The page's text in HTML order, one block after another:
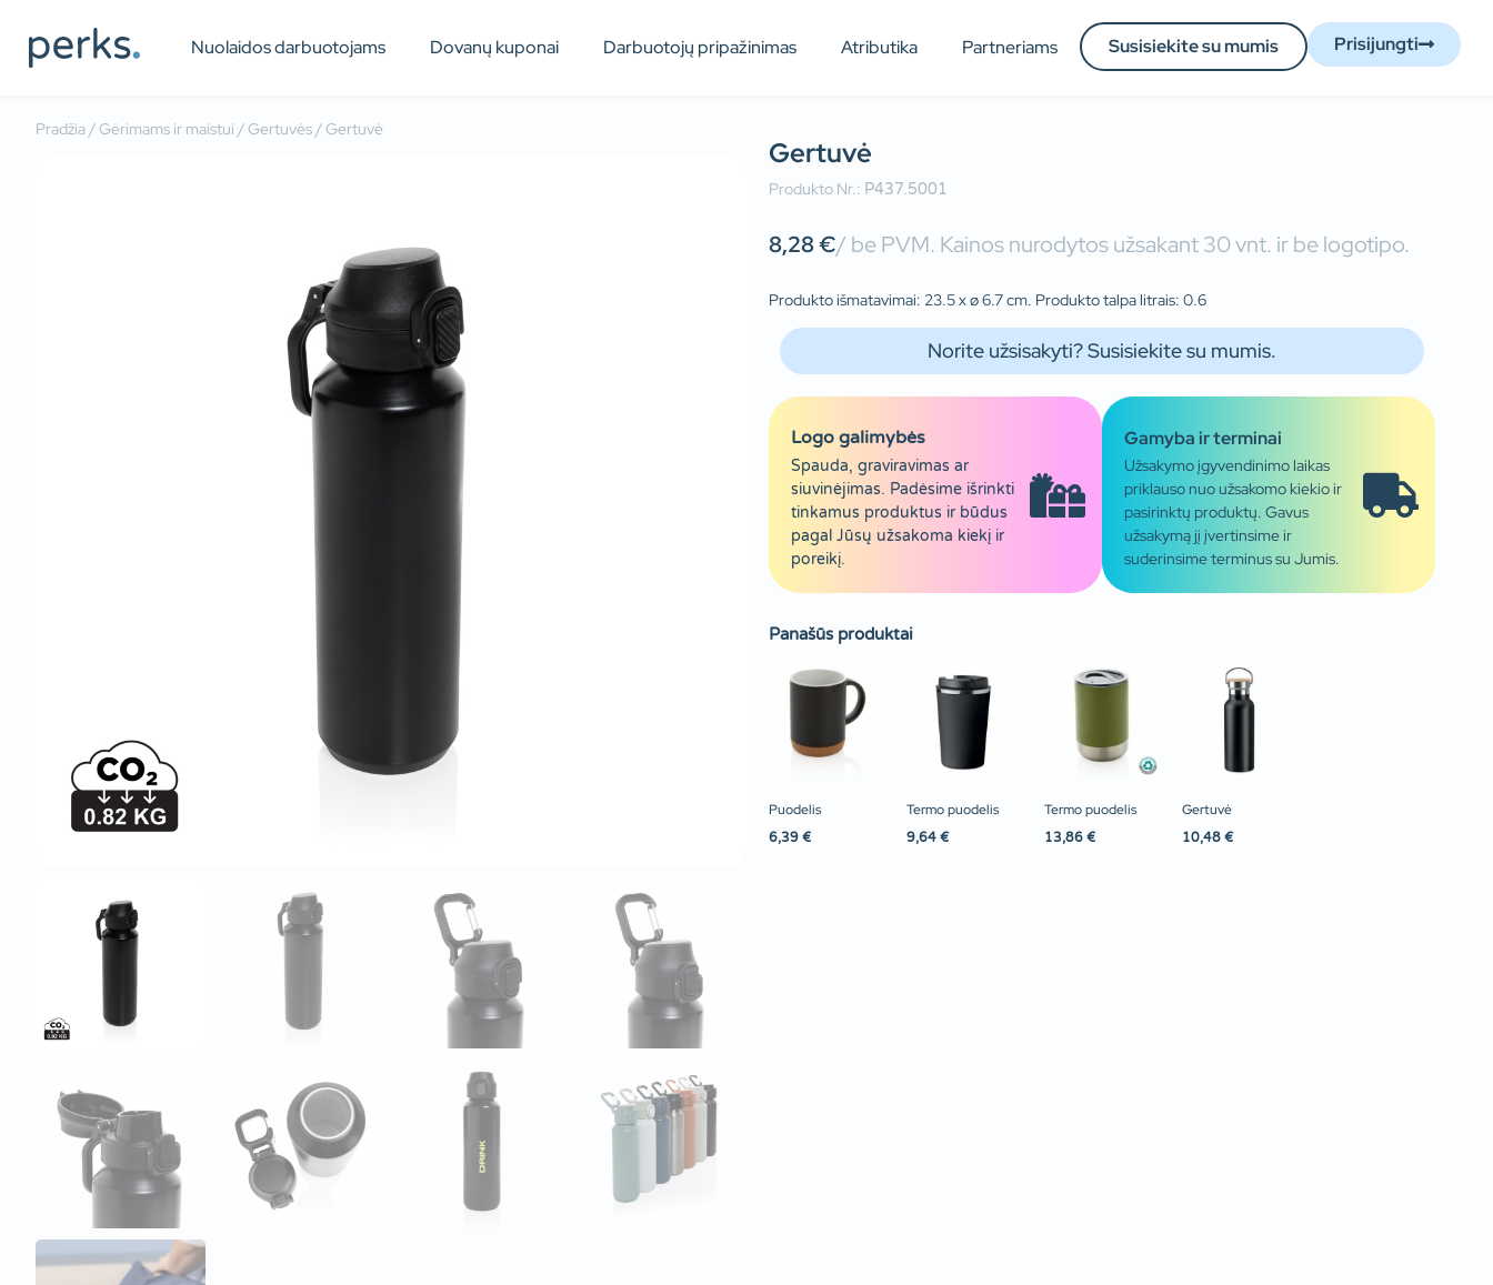
Nuolaidos darbuotojams Dovanų kuponai Darbuotojų pripažinimas Atributika Partneriams Susisiekite su mumis Prisijungti
Pradžia/Gėrimams ir maistui /Gertuvės/ Gertuvė
Gertuvė
Produkto Nr.: P437.5001
8,28€/ be PVM. Kainos nurodytos užsakant 30 vnt. ir be logotipo.
Produkto išmatavimai: 23.5 x ø 6.7 cm. Produkto talpa litrais: 0.6
Norite užsisakyti? Susisiekite su mumis.
Logo galimybės
Spauda, graviravimas ar
siuvinėjimas. Padėsime išrinkti
tinkamus produktus ir būdus
pagal Jūsų užsakoma kiekį ir
poreikį.
Gamyba ir terminai
Užsakymo įgyvendinimo laikas
priklauso nuo užsakomo kiekio ir
pasirinktų produktų. Gavus
užsakymą jį įvertinsime ir
suderinsime terminus su Jumis.
Panašūs produktai
Puodelis
6,39 €
Termo puodelis
9,64 €
Termo puodelis
13,86 €
Gertuvė
10,48 €